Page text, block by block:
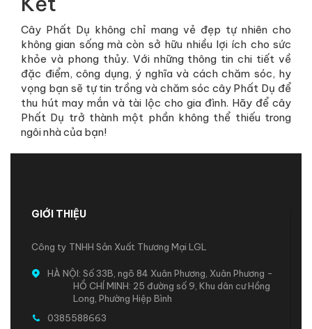
Cây Phất Dụ không chỉ mang vẻ đẹp tự nhiên cho
không gian sống mà còn sở hữu nhiều lợi ích cho sức
khỏe và phong thủy. Với những thông tin chi tiết về
đặc điểm, công dụng, ý nghĩa và cách chăm sóc, hy
vọng bạn sẽ tự tin trồng và chăm sóc cây Phất Dụ để
thu hút may mắn và tài lộc cho gia đình. Hãy để cây
Phất Dụ trở thành một phần không thể thiếu trong
ngôi nhà của bạn!
GIỚI THIỆU
Công ty TNHH Sản Xuất Thương Mại LGL
HÀ NỘI: Số 33B, ngõ 84 Xuân Phương, Xuân Phương -
HỒ CHÍ MINH: 25 đường số 9, Khu dân cư Hồng
Long, Phường Hiệp Bình
0385588663